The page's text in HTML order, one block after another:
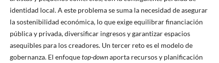
identidad local. A este problema se suma la necesidad de asegurar
la sostenibilidad económica, lo que exige equilibrar financiación
pública y privada, diversificar ingresos y garantizar espacios
asequibles para los creadores. Un tercer reto es el modelo de
gobernanza. El enfoquetop-downaporta recursos y planificación